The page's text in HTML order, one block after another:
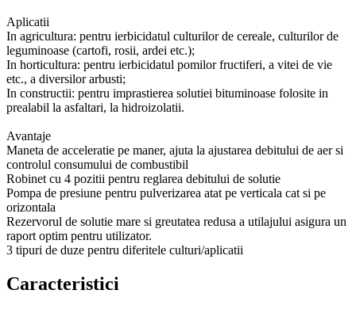
Aplicatii
In agricultura: pentru ierbicidatul culturilor de cereale, culturilor de
leguminoase (cartofi, rosii, ardei etc.);
In horticultura: pentru ierbicidatul pomilor fructiferi, a vitei de vie
etc., a diversilor arbusti;
In constructii: pentru imprastierea solutiei bituminoase folosite in
prealabil la asfaltari, la hidroizolatii.
Avantaje
Maneta de acceleratie pe maner, ajuta la ajustarea debitului de aer si
controlul consumului de combustibil
Robinet cu 4 pozitii pentru reglarea debitului de solutie
Pompa de presiune pentru pulverizarea atat pe verticala cat si pe
orizontala
Rezervorul de solutie mare si greutatea redusa a utilajului asigura un
raport optim pentru utilizator.
3 tipuri de duze pentru diferitele culturi/aplicatii
Caracteristici